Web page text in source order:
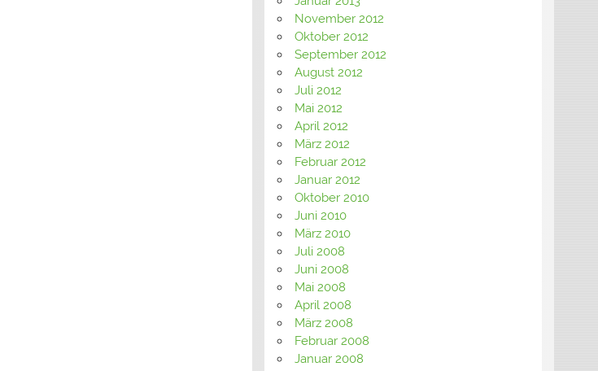
November 2012
Oktober 2012
September 2012
August 2012
Juli 2012
Mai 2012
April 2012
März 2012
Februar 2012
Januar 2012
Oktober 2010
Juni 2010
März 2010
Juli 2008
Juni 2008
Mai 2008
April 2008
März 2008
Februar 2008
Januar 2008